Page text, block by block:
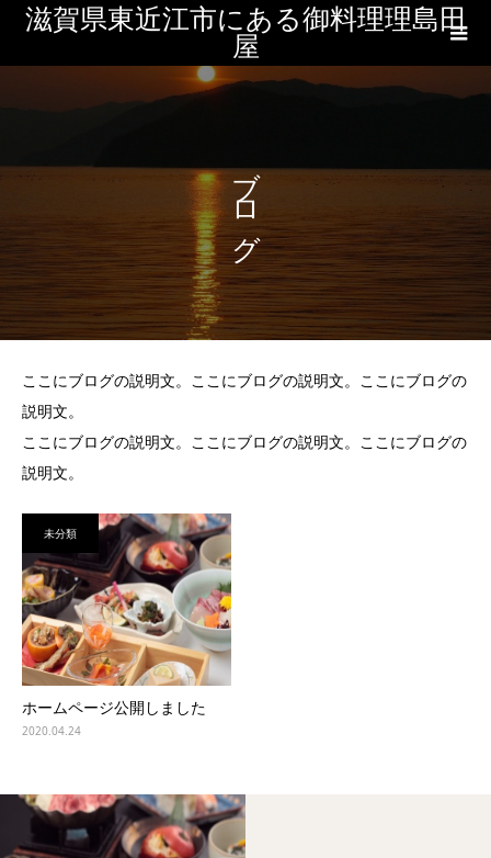
滋賀県東近江市にある御料理理島田
屋
ブログ
ここにブログの説明文。ここにブログの説明文。ここにブログの
説明文。
ここにブログの説明文。ここにブログの説明文。ここにブログの
説明文。
未分類
ホームページ公開しました
2020.04.24